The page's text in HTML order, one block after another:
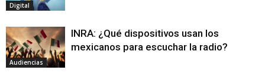
Digital
Audiencias
INRA: ¿Qué dispositivos usan los
mexicanos para escuchar la radio?